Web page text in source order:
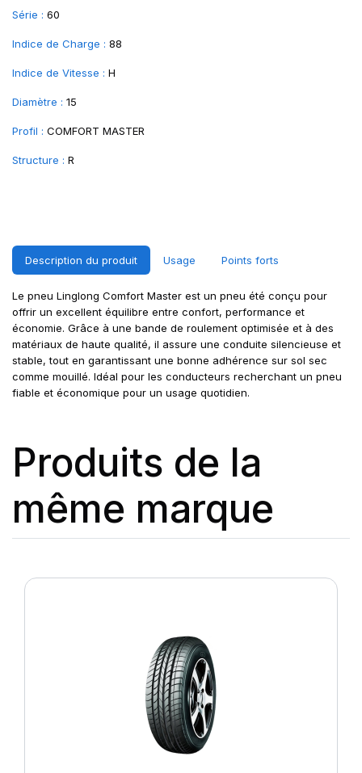
Série : 60
Indice de Charge : 88
Indice de Vitesse : H
Diamètre : 15
Profil : COMFORT MASTER
Structure : R
Description du produit Usage Points forts
Le pneu Linglong Comfort Master est un pneu été conçu pour
offrir un excellent équilibre entre confort, performance et
économie. Grâce à une bande de roulement optimisée et à des
matériaux de haute qualité, il assure une conduite silencieuse et
stable, tout en garantissant une bonne adhérence sur sol sec
comme mouillé. Idéal pour les conducteurs recherchant un pneu
fiable et économique pour un usage quotidien.
Produits de la
même marque